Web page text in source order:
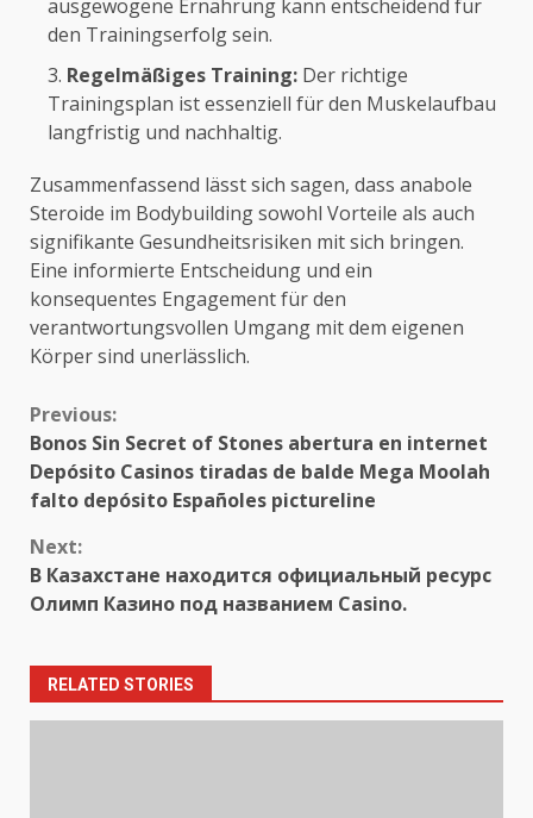
ausgewogene Ernährung kann entscheidend für
den Trainingserfolg sein.
Regelmäßiges Training: Der richtige
Trainingsplan ist essenziell für den Muskelaufbau
langfristig und nachhaltig.
Zusammenfassend lässt sich sagen, dass anabole
Steroide im Bodybuilding sowohl Vorteile als auch
signifikante Gesundheitsrisiken mit sich bringen.
Eine informierte Entscheidung und ein
konsequentes Engagement für den
verantwortungsvollen Umgang mit dem eigenen
Körper sind unerlässlich.
Continue
Reading
Previous:
Bonos Sin Secret of Stones abertura en internet
Depósito Casinos tiradas de balde Mega Moolah
falto depósito Españoles pictureline
Next:
В Казахстане находится официальный ресурс
Олимп Казино под названием Casino.
RELATED STORIES